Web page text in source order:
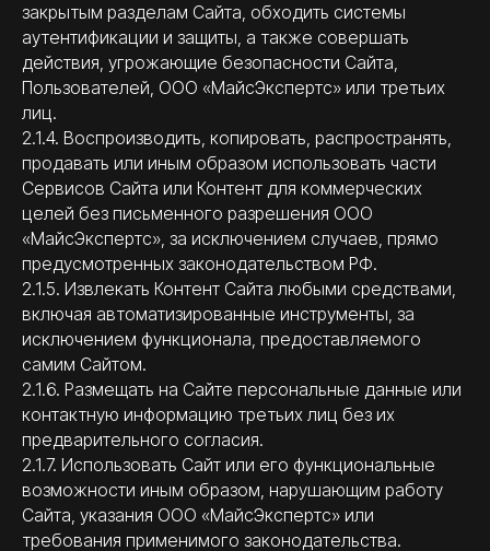
закрытым разделам Сайта, обходить системы
аутентификации и защиты, а также совершать
действия, угрожающие безопасности Сайта,
Пользователей, ООО «МайсЭкспертс» или третьих
лиц.
2.1.4. Воспроизводить, копировать, распространять,
продавать или иным образом использовать части
Сервисов Сайта или Контент для коммерческих
целей без письменного разрешения ООО
«МайсЭкспертс», за исключением случаев, прямо
предусмотренных законодательством РФ.
2.1.5. Извлекать Контент Сайта любыми средствами,
включая автоматизированные инструменты, за
исключением функционала, предоставляемого
самим Сайтом.
2.1.6. Размещать на Сайте персональные данные или
контактную информацию третьих лиц без их
предварительного согласия.
2.1.7. Использовать Сайт или его функциональные
возможности иным образом, нарушающим работу
Сайта, указания ООО «МайсЭкспертс» или
требования применимого законодательства.